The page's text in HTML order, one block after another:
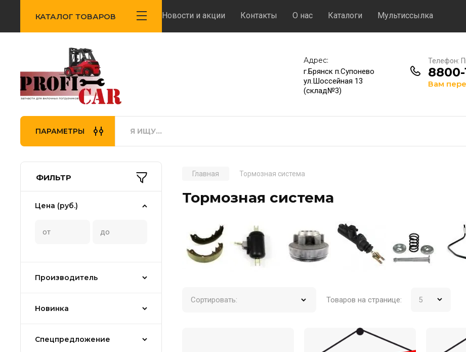
КАТАЛОГ ТОВАРОВ Новости и акции Контакты О нас Каталоги Мультиссылка
Адрес:
г.Брянск п.Супонево
ул.Шоссейная 13
(склад№3)
Телефон:
8800-
Вам
ПАРАМЕТРЫ
ФИЛЬТР
Цена (руб.)
Производитель
Новинка
Спецпредложение
Главная Тормозная система
Тормозная система
Сортировать: Товаров на странице: